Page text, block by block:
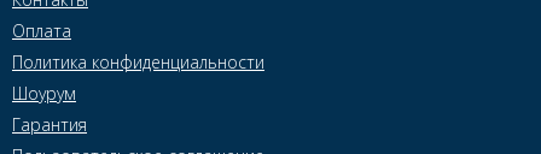
Оплата
Политика конфиденциальности
Шоурум
Гарантия